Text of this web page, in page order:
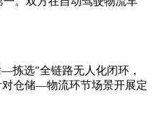
拣选"全链路无人化闭环，
对仓储—物流环节场景开展定